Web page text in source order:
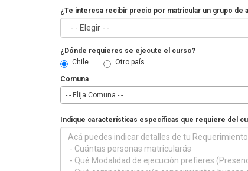
¿Te interesa recibir precio por matricular un grupo de
¿Dónde requieres se ejecute el curso?
Chile
Otro país
Comuna
- - Elija Comuna - -
Indique características específicas que requiere del